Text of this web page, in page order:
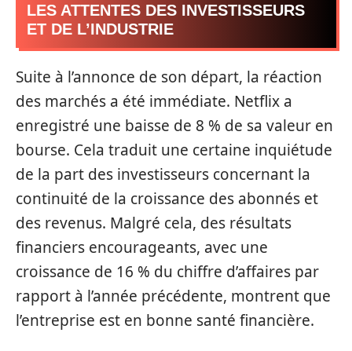
LES ATTENTES DES INVESTISSEURS
ET DE L’INDUSTRIE
Suite à l’annonce de son départ, la réaction
des marchés a été immédiate. Netflix a
enregistré une baisse de 8 % de sa valeur en
bourse. Cela traduit une certaine inquiétude
de la part des investisseurs concernant la
continuité de la croissance des abonnés et
des revenus. Malgré cela, des résultats
financiers encourageants, avec une
croissance de 16 % du chiffre d’affaires par
rapport à l’année précédente, montrent que
l’entreprise est en bonne santé financière.